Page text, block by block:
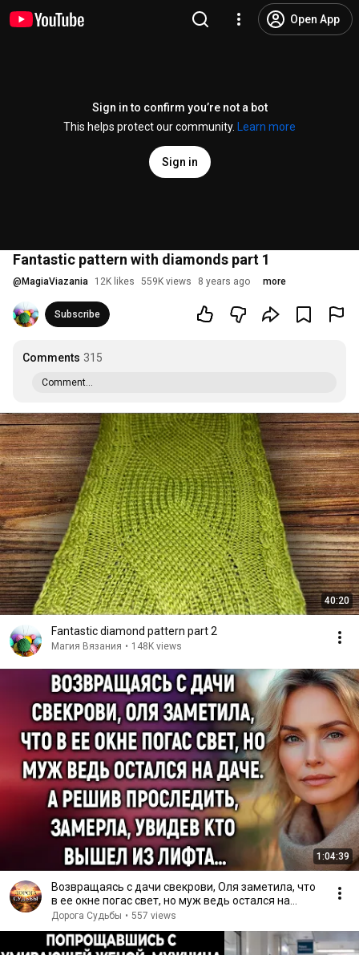
Open App
Sign in to confirm you’re not a bot
This helps protect our community.
Learn more
Sign in
Fantastic pattern with diamonds part 1
@ MagiaViazania 12K likes 559K views 8 years ago more
Subscribe
Comments 315
Comment...
40:20
Fantastic diamond pattern part 2
Магия Вязания • 148K views
1:04:39
Возвращаясь с дачи свекрови, Оля заметила, что
в ее окне погас свет, но муж ведь остался на
даче…
Дорога Судьбы • 557 views